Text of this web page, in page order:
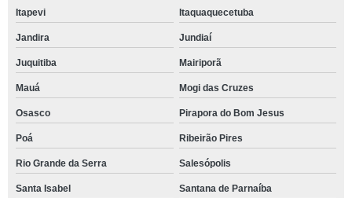
Itapevi Itaquaquecetuba
Jandira Jundiaí
Juquitiba Mairiporã
Mauá Mogi das Cruzes
Osasco Pirapora do Bom Jesus
Poá Ribeirão Pires
Rio Grande da Serra Salesópolis
Santa Isabel Santana de Parnaíba